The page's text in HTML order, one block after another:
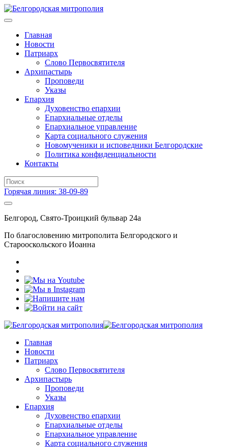
Главная
Новости
Патриарх
Слово Первосвятителя
Архипастырь
Проповеди
Указы
Епархия
Духовенство епархии
Епархиальные отделы
Епархиальное управление
Карта социального служения
Новомученики и исповедники Белгородские
Политика конфиденциальности
Контакты
Горячая линия: 38-09-89
Белгород, Свято-Троицкий бульвар 24а
По благословению митрополита Белгородского и
Старооскольского Иоанна
Главная
Новости
Патриарх
Слово Первосвятителя
Архипастырь
Проповеди
Указы
Епархия
Духовенство епархии
Епархиальные отделы
Епархиальное управление
Карта социального служения